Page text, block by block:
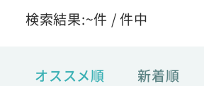
検索結果:~件 /件中
オススメ順 新着順